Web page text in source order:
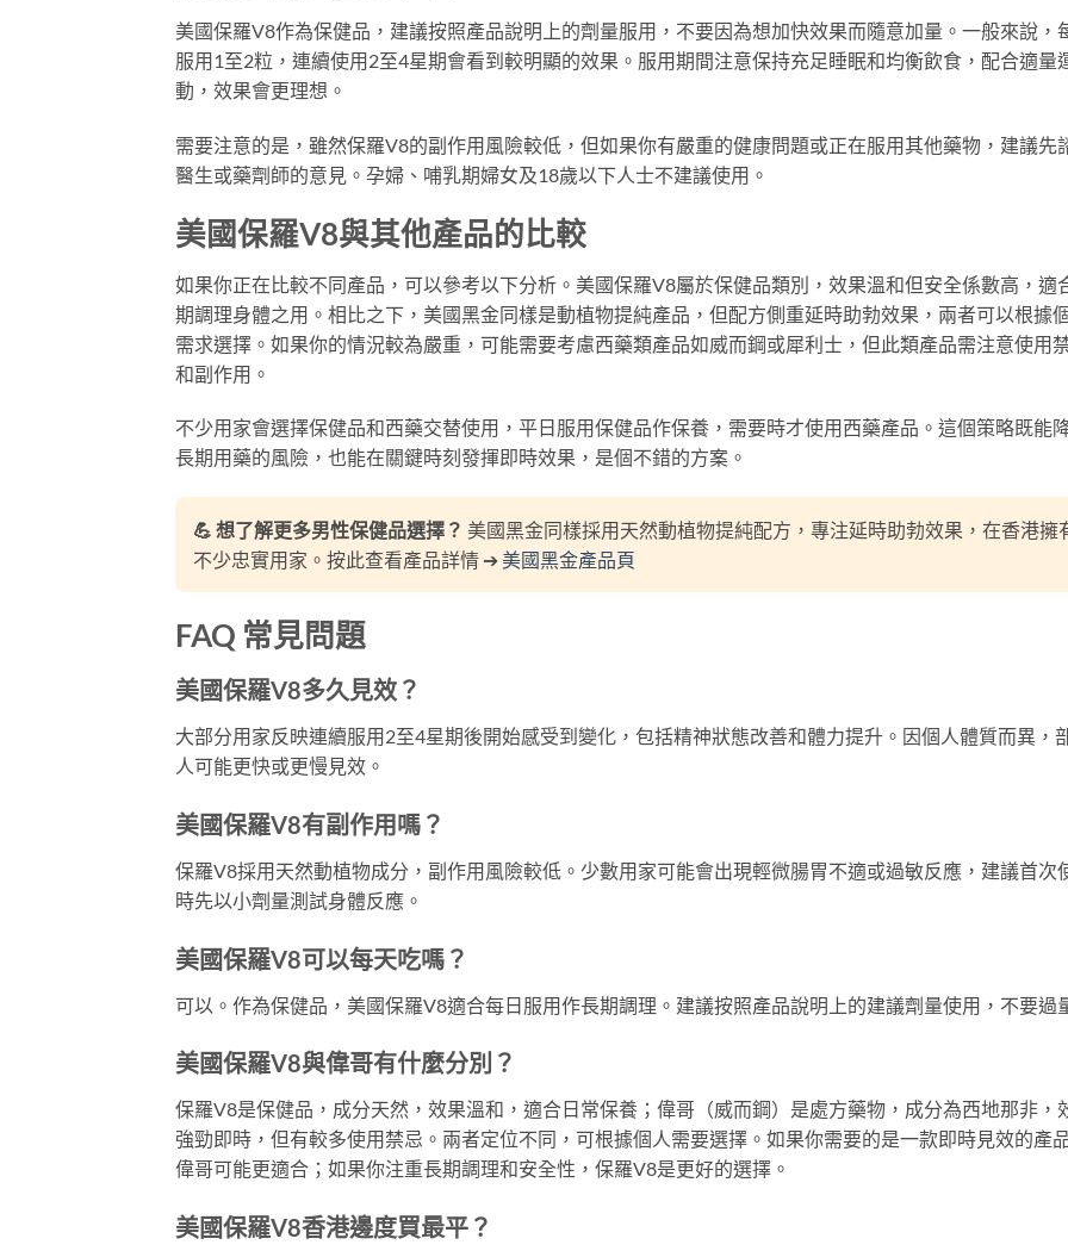
美國保羅V8作為保健品，建議按照產品說明上的劑量服用，不要因為想加快效果而隨意加量。一般來說，
服用1至2粒，連續使用2至4星期會看到較明顯的效果。服用期間注意保持充足睡眠和均衡飲食，配合適量
動，效果會更理想。
需要注意的是，雖然保羅V8的副作用風險較低，但如果你有嚴重的健康問題或正在服用其他藥物，建議先
醫生或藥劑師的意見。孕婦、哺乳期婦女及18歲以下人士不建議使用。
美國保羅V8與其他產品的比較
如果你正在比較不同產品，可以參考以下分析。美國保羅V8屬於保健品類別，效果溫和但安全係數高，適
期調理身體之用。相比之下，美國黑金同樣是動植物提純產品，但配方側重延時助勃效果，兩者可以根據
需求選擇。如果你的情況較為嚴重，可能需要考慮西藥類產品如威而鋼或犀利士，但此類產品需注意使用
和副作用。
不少用家會選擇保健品和西藥交替使用，平日服用保健品作保養，需要時才使用西藥產品。這個策略既能
長期用藥的風險，也能在關鍵時刻發揮即時效果，是個不錯的方案。
💪 想了解更多男性保健品選擇？ 美國黑金同樣採用天然動植物提純配方，專注延時助勃效果，在香港擁
不少忠實用家。按此查看產品詳情 ➔ 美國黑金產品頁
FAQ 常見問題
美國保羅V8多久見效？
大部分用家反映連續服用2至4星期後開始感受到變化，包括精神狀態改善和體力提升。因個人體質而異，
人可能更快或更慢見效。
美國保羅V8有副作用嗎？
保羅V8採用天然動植物成分，副作用風險較低。少數用家可能會出現輕微腸胃不適或過敏反應，建議首次
時先以小劑量測試身體反應。
美國保羅V8可以每天吃嗎？
可以。作為保健品，美國保羅V8適合每日服用作長期調理。建議按照產品說明上的建議劑量使用，不要過
美國保羅V8與偉哥有什麼分別？
保羅V8是保健品，成分天然，效果溫和，適合日常保養；偉哥（威而鋼）是處方藥物，成分為西地那非，
強勁即時，但有較多使用禁忌。兩者定位不同，可根據個人需要選擇。如果你需要的是一款即時見效的產
偉哥可能更適合；如果你注重長期調理和安全性，保羅V8是更好的選擇。
美國保羅V8香港邊度買最平？